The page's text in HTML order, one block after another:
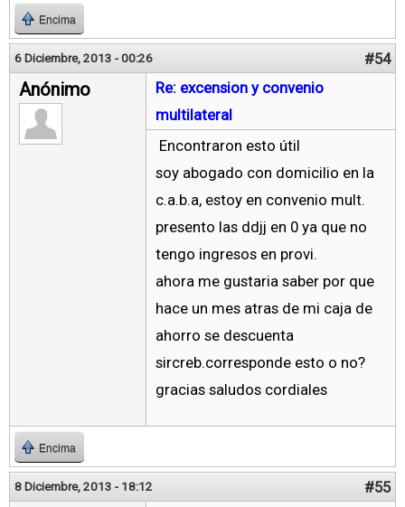
Encima
6 Diciembre, 2013 - 00:26 #54
Anónimo
Re: excension y convenio
multilateral
Encontraron esto útil
soy abogado con domicilio en la
c.a.b.a, estoy en convenio mult.
presento las ddjj en 0 ya que no
tengo ingresos en provi.
ahora me gustaria saber por que
hace un mes atras de mi caja de
ahorro se descuenta
sircreb.corresponde esto o no?
gracias saludos cordiales
Encima
8 Diciembre, 2013 - 18:12 #55